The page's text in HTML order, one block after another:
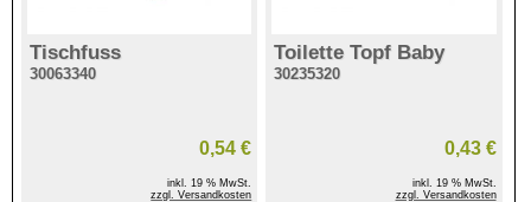
Tischfuss
30063340
0,54 €
inkl. 19 % MwSt.
zzgl. Versandkosten
Toilette Topf Baby
30235320
0,43 €
inkl. 19 % MwSt.
zzgl. Versandkosten